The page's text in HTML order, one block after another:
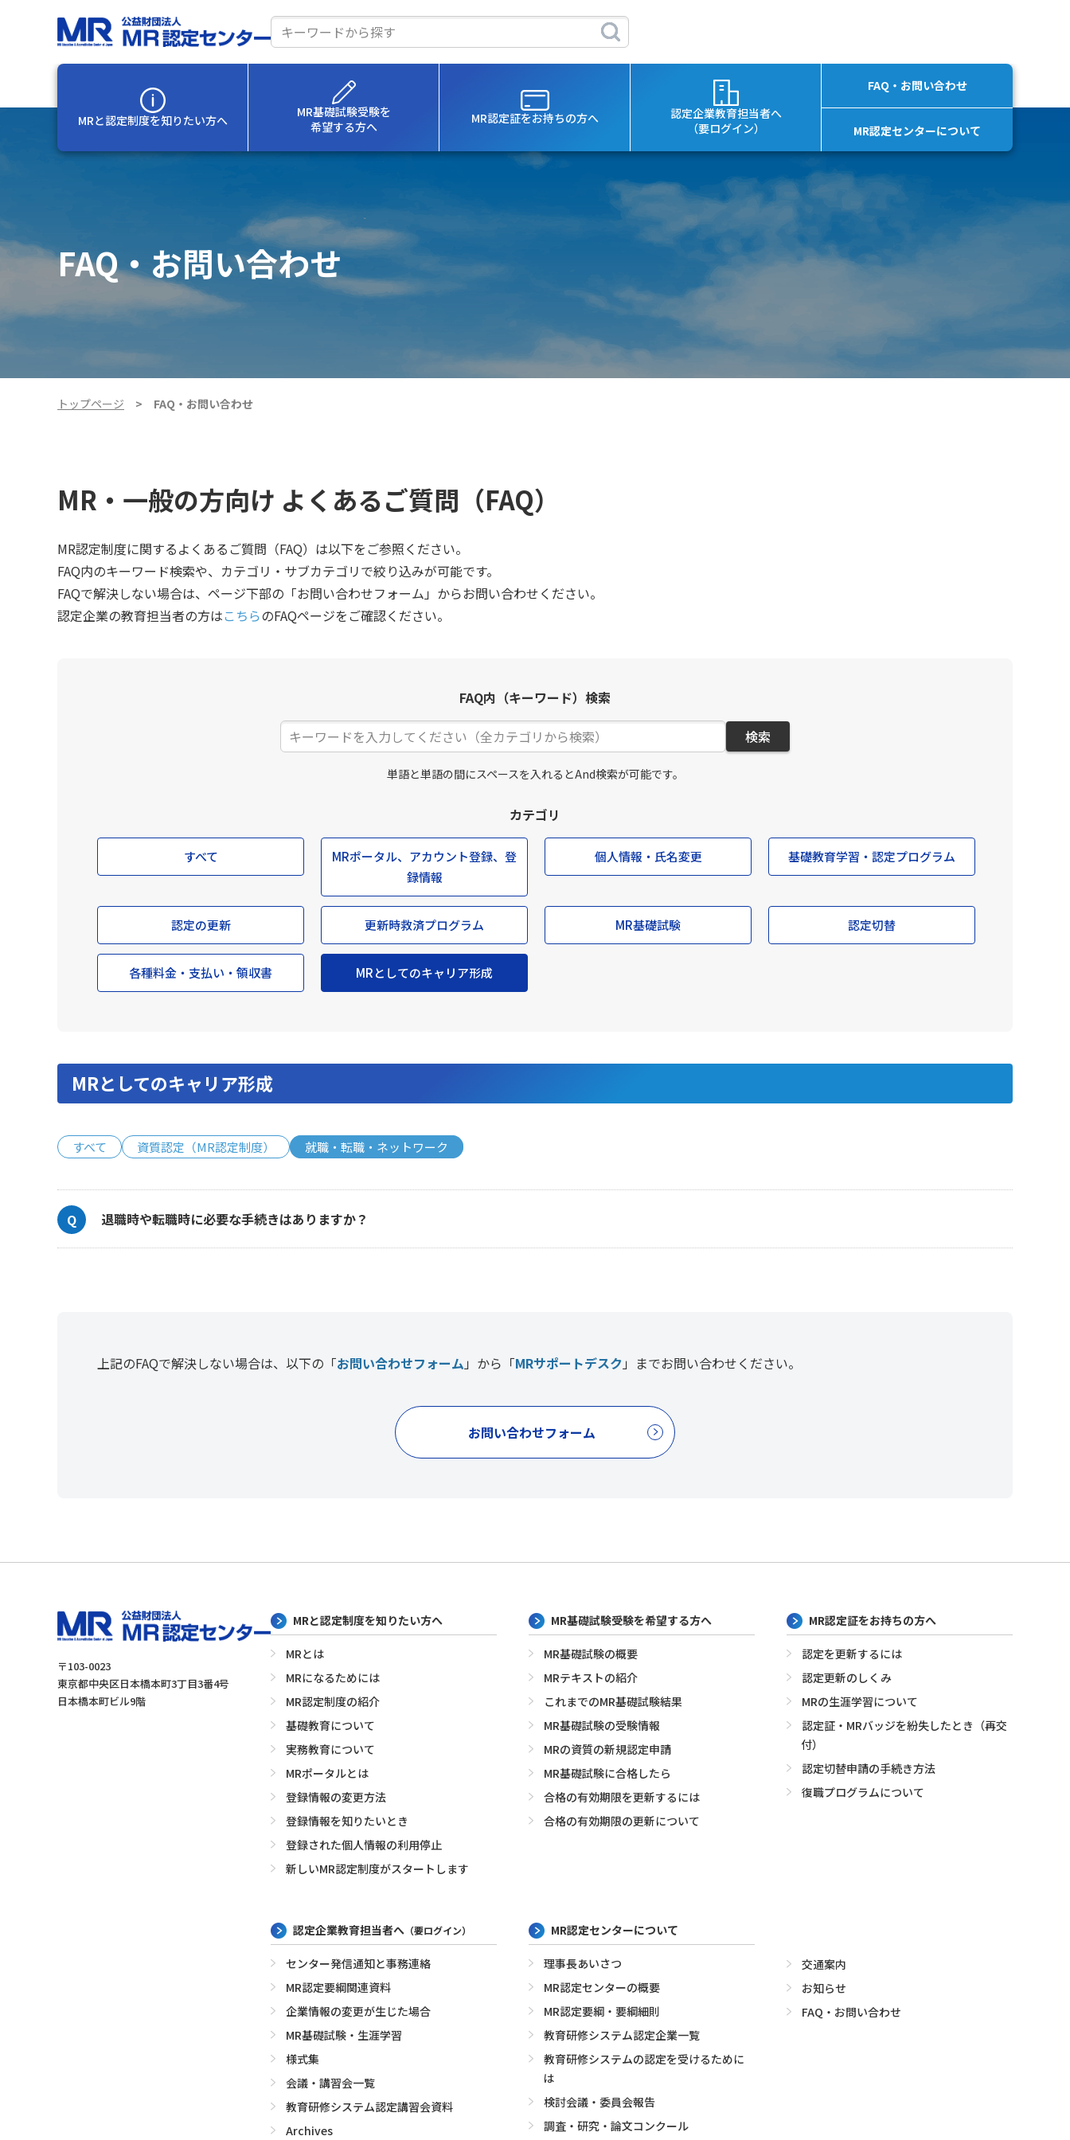
サ
イ
索
MRと認定制度を知りたい方へ
MR基礎試験受験を
希望する方へ
MR認定証をお持ちの方へ
認定企業教育担当者へ
（要ログイン）
FAQ・お問い合わせ
MR認定センターについて
FAQ・お問い合わせ
トップページ FAQ・お問い合わせ
MR・一般の方向け よくあるご質問（FAQ）
MR認定制度に関するよくあるご質問（FAQ）は以下をご参照ください。
FAQ内のキーワード検索や、カテゴリ・サブカテゴリで絞り込みが可能です。
FAQで解決しない場合は、ページ下部の「お問い合わせフォーム」からお問い合わせください。
認定企業の教育担当者の方はこちらのFAQページをご確認ください。
FAQ内（キーワード）検索
検索
単語と単語の間にスペースを入れるとAnd検索が可能です。
カテゴリ
すべて
MRポータル、アカウント登録、登
録情報
個人情報・氏名変更 基礎教育学習・認定プログラム
認定の更新 更新時救済プログラム MR基礎試験 認定切替
各種料金・支払い・領収書 MRとしてのキャリア形成
MRとしてのキャリア形成
すべて 資質認定（MR認定制度） 就職・転職・ネットワーク
退職時や転職時に必要な手続きはありますか？
上記のFAQで解決しない場合は、以下の「お問い合わせフォーム 」から「MRサポートデスク 」までお問い合わせください。
お問い合わせフォーム
〒103-0023
東京都中央区日本橋本町3丁目3番4号
日本橋本町ビル9階
MRと認定制度を知りたい方へ
MRとは
MRになるためには
MR認定制度の紹介
基礎教育について
実務教育について
MRポータルとは
登録情報の変更方法
登録情報を知りたいとき
登録された個人情報の利用停止
新しいMR認定制度がスタートします
MR基礎試験受験を希望する方へ
MR基礎試験の概要
MRテキストの紹介
これまでのMR基礎試験結果
MR基礎試験の受験情報
MRの資質の新規認定申請
MR基礎試験に合格したら
合格の有効期限を更新するには
合格の有効期限の更新について
MR認定証をお持ちの方へ
認定を更新するには
認定更新のしくみ
MRの生涯学習について
認定証・MRバッジを紛失したとき（再交
付）
認定切替申請の手続き方法
復職プログラムについて
認定企業教育担当者へ （要ログイン）
センター発信通知と事務連絡
MR認定要綱関連資料
企業情報の変更が生じた場合
MR基礎試験・生涯学習
様式集
会議・講習会一覧
教育研修システム認定講習会資料
Archives
MR認定センターについて
理事長あいさつ
MR認定センターの概要
MR認定要綱・要綱細則
教育研修システム認定企業一覧
教育研修システムの認定を受けるために
は
検討会議・委員会報告
調査・研究・論文コンクール
交通案内
お知らせ
FAQ・お問い合わせ